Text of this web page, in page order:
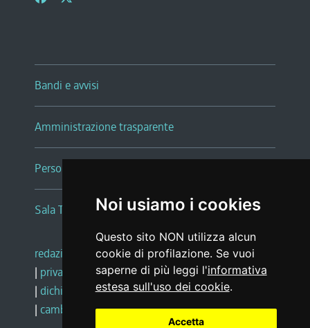
Noi usiamo i cookies
Questo sito NON utilizza alcun
cookie di profilazione. Se vuoi
saperne di più leggi l'informativa
estesa sull'uso dei cookie.
Accetta
Bandi e avvisi
Amministrazione trasparente
Persone e Uffici
Sala Tiziano Tessitori
redazione web |note legali |glossario
| privacy
social media policy
| dichiarazione di accessibilità |feedback
| cambio preferenze cookie